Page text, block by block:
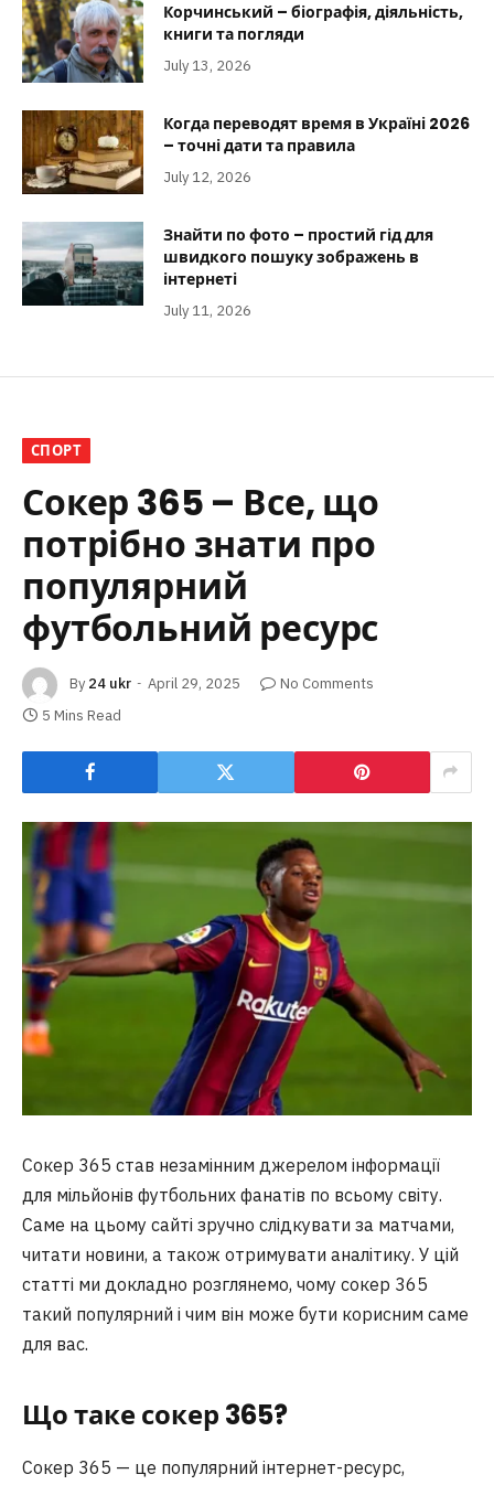
Корчинський – біографія, діяльність,
книги та погляди
July 13, 2026
Когда переводят время в Україні 2026
– точні дати та правила
July 12, 2026
Знайти по фото – простий гід для
швидкого пошуку зображень в
інтернеті
July 11, 2026
СПОРТ
Сокер 365 – Все, що
потрібно знати про
популярний
футбольний ресурс
By 24 ukr April 29, 2025
No Comments
5 Mins Read
Сокер 365 став незамінним джерелом інформації
для мільйонів футбольних фанатів по всьому світу.
Саме на цьому сайті зручно слідкувати за матчами,
читати новини, а також отримувати аналітику. У цій
статті ми докладно розглянемо, чому сокер 365
такий популярний і чим він може бути корисним саме
для вас.
Що таке сокер 365?
Сокер 365 — це популярний інтернет-ресурс,